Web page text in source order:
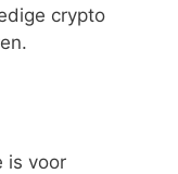
crypto
is voor